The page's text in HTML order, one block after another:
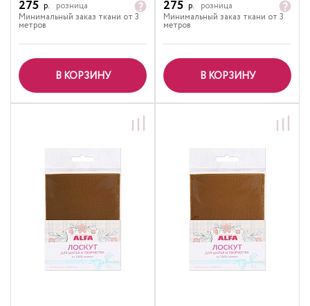
275 р.
розница
Минимальный заказ ткани от 3
метров
В КОРЗИНУ
275 р.
розница
Минимальный заказ ткани от 3
метров
В КОРЗИНУ